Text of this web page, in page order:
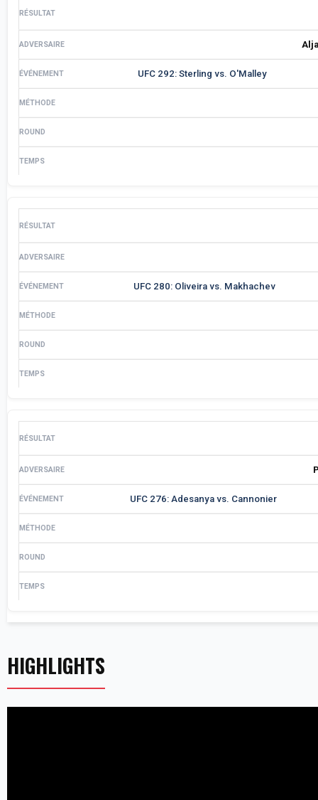
UFC 292: Sterling vs. O'Malley
UFC 280: Oliveira vs. Makhachev
UFC 276: Adesanya vs. Cannonier
HIGHLIGHTS